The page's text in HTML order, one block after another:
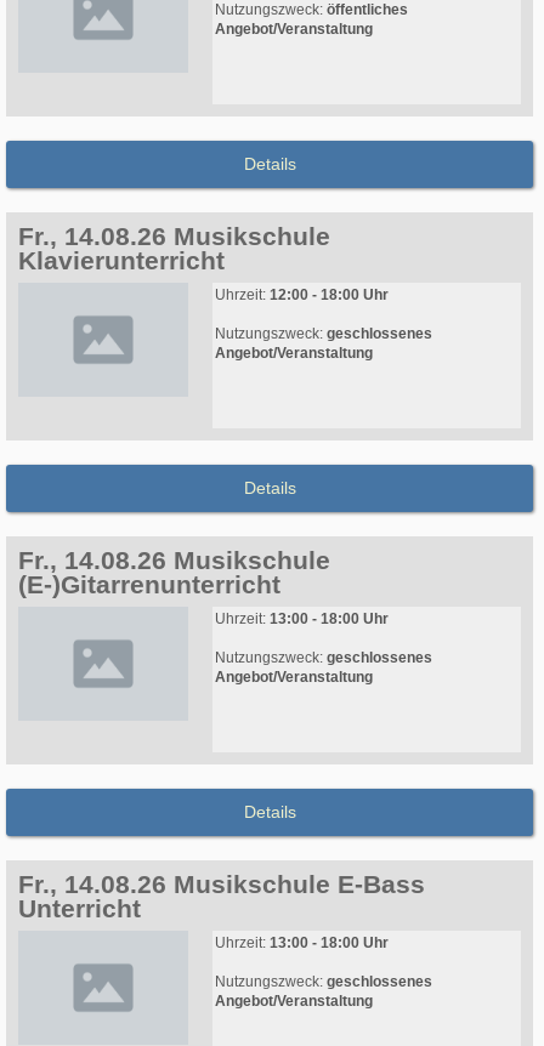
Nutzungszweck: öffentliches
Angebot/Veranstaltung
Details
Fr., 14.08.26 Musikschule
Klavierunterricht
Uhrzeit: 12:00 - 18:00 Uhr
Nutzungszweck: geschlossenes
Angebot/Veranstaltung
Details
Fr., 14.08.26 Musikschule
(E-)Gitarrenunterricht
Uhrzeit: 13:00 - 18:00 Uhr
Nutzungszweck: geschlossenes
Angebot/Veranstaltung
Details
Fr., 14.08.26 Musikschule E-Bass
Unterricht
Uhrzeit: 13:00 - 18:00 Uhr
Nutzungszweck: geschlossenes
Angebot/Veranstaltung